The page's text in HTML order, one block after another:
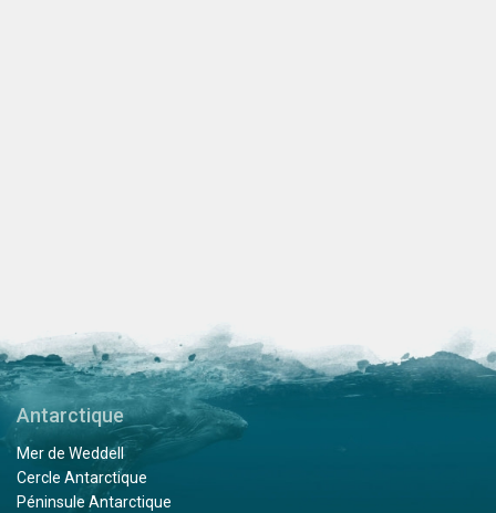
Antarctique
Mer de Weddell
Cercle Antarctique
Péninsule Antarctique